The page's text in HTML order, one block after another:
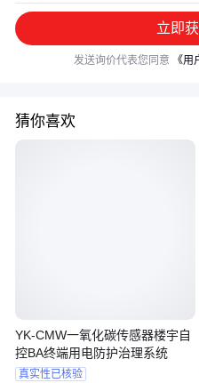
立即
发送询价代表您同意 《用
猜你喜欢
YK-CMW一氧化碳传感器楼宇自
控BA终端用电防护治理系统
真实性已核验